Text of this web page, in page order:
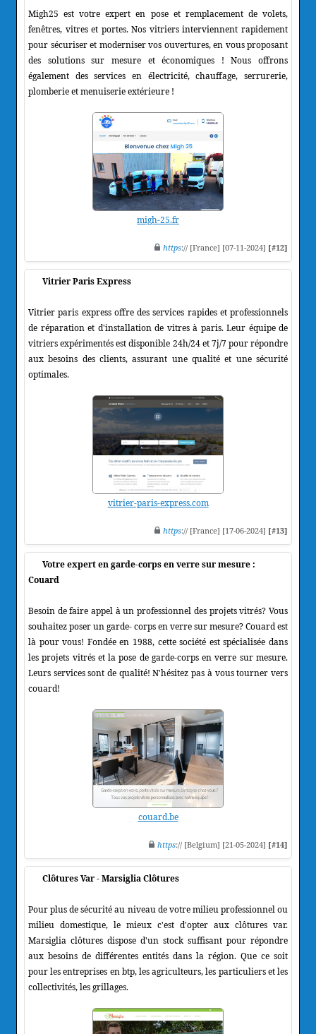
Migh25 est votre expert en pose et remplacement de volets,
fenêtres, vitres et portes. Nos vitriers interviennent rapidement
pour sécuriser et moderniser vos ouvertures, en vous proposant
des solutions sur mesure et économiques ! Nous offrons
également des services en électricité, chauffage, serrurerie,
plomberie et menuiserie extérieure !
migh-25.fr
https:// [France] [07-11-2024] [#12]
Vitrier Paris Express
Vitrier paris express offre des services rapides et professionnels
de réparation et d'installation de vitres à paris. Leur équipe de
vitriers expérimentés est disponible 24h/24 et 7j/7 pour répondre
aux besoins des clients, assurant une qualité et une sécurité
optimales.
vitrier-paris-express.com
https:// [France] [17-06-2024] [#13]
Votre expert en garde-corps en verre sur mesure :
Couard
Besoin de faire appel à un professionnel des projets vitrés? Vous
souhaitez poser un garde- corps en verre sur mesure? Couard est
là pour vous! Fondée en 1988, cette société est spécialisée dans
les projets vitrés et la pose de garde-corps en verre sur mesure.
Leurs services sont de qualité! N'hésitez pas à vous tourner vers
couard!
couard.be
https:// [Belgium] [21-05-2024] [#14]
Clôtures Var - Marsiglia Clôtures
Pour plus de sécurité au niveau de votre milieu professionnel ou
milieu domestique, le mieux c'est d'opter aux clôtures var.
Marsiglia clôtures dispose d'un stock suffisant pour répondre
aux besoins de différentes entités dans la région. Que ce soit
pour les entreprises en btp, les agriculteurs, les particuliers et les
collectivités, les grillages.